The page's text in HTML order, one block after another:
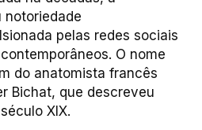
notoriedade
pelas redes sociais
O nome
do anatomista francês
Bichat, que descreveu
XIX.